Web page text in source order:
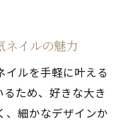
ホイルの新提案
簡単再現
でサロン級に仕
ネイルの魅力
イルを手軽に叶える
ため、好きな大き
、細かなデザインか